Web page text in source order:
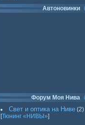
Автоновинки
Форум Моя Нива
Свет и оптика на Ниве (2)
[Тюнинг «НИВЫ»]